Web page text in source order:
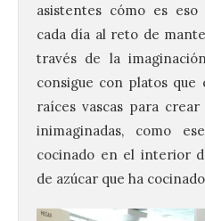
asistentes cómo es
cada día al reto de
través de la
consigue con platos
raíces vascas para
inimaginadas, como
cocinado en el interior
de azúcar que ha